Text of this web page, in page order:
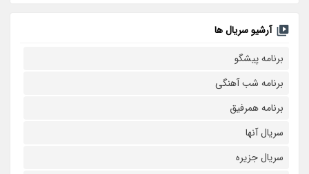
آرشیو سریال ها
برنامه پیشگو
برنامه شب آهنگی
برنامه همرفیق
سریال آنها
سریال جزیره